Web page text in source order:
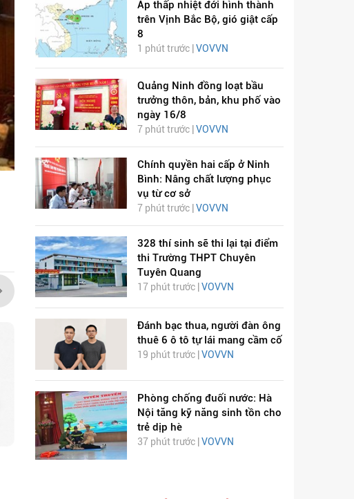
DỊCH VIÊM PHỔI COVID-
Áp thấp nhiệt đới hình thành
trên Vịnh Bắc Bộ, gió giật cấp
8
1 phút trước | VOVVN
Quảng Ninh đồng loạt bầu
trưởng thôn, bản, khu phố vào
ngày 16/8
7 phút trước | VOVVN
Chính quyền hai cấp ở Ninh
Bình: Nâng chất lượng phục
vụ từ cơ sở
7 phút trước | VOVVN
328 thí sinh sẽ thi lại tại điểm
thi Trường THPT Chuyên
Tuyên Quang
17 phút trước | VOVVN
Đánh bạc thua, người đàn ông
thuê 6 ô tô tự lái mang cầm cố
19 phút trước | VOVVN
Phòng chống đuối nước: Hà
Nội tăng kỹ năng sinh tồn cho
trẻ dịp hè
37 phút trước | VOVVN